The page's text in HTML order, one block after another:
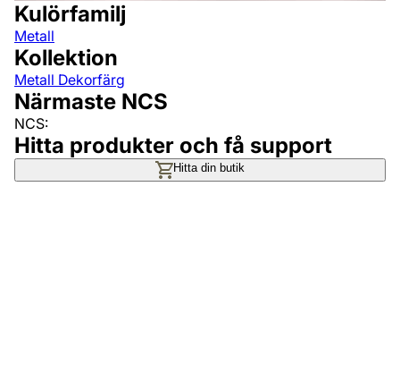
Kulörfamilj
Metall
Kollektion
Metall Dekorfärg
Närmaste NCS
NCS:
Hitta produkter och få support
Hitta din butik